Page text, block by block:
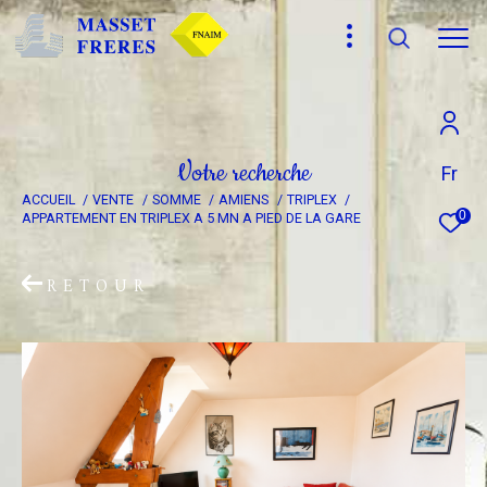
Fr
0
Votre recherche
ACCUEIL VENTE SOMME AMIENS
TRIPLEX
APPARTEMENT EN TRIPLEX A 5 MN A PIED DE LA GARE
RETOUR
Effectuer une recherche
et trouver le bien qui correspond à vos critères
Type
d'offre
Vente
Type
Type de bien